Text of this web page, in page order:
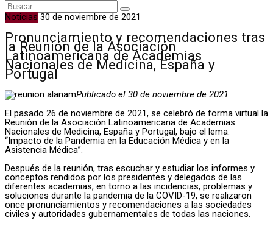
Noticias 30 de noviembre de 2021
Pronunciamiento y recomendaciones tras
la Reunión de la Asociación
Latinoamericana de Academias
Nacionales de Medicina, España y
Portugal
Publicado el 30 de noviembre de 2021
El pasado 26 de noviembre de 2021, se celebró de forma virtual la
Reunión de la Asociación Latinoamericana de Academias
Nacionales de Medicina, España y Portugal, bajo el lema:
“Impacto de la Pandemia en la Educación Médica y en la
Asistencia Médica”.
Después de la reunión, tras escuchar y estudiar los informes y
conceptos rendidos por los presidentes y delegados de las
diferentes academias, en torno a las incidencias, problemas y
soluciones durante la pandemia de la COVID-19, se realizaron
once pronunciamientos y recomendaciones a las sociedades
civiles y autoridades gubernamentales de todas las naciones.